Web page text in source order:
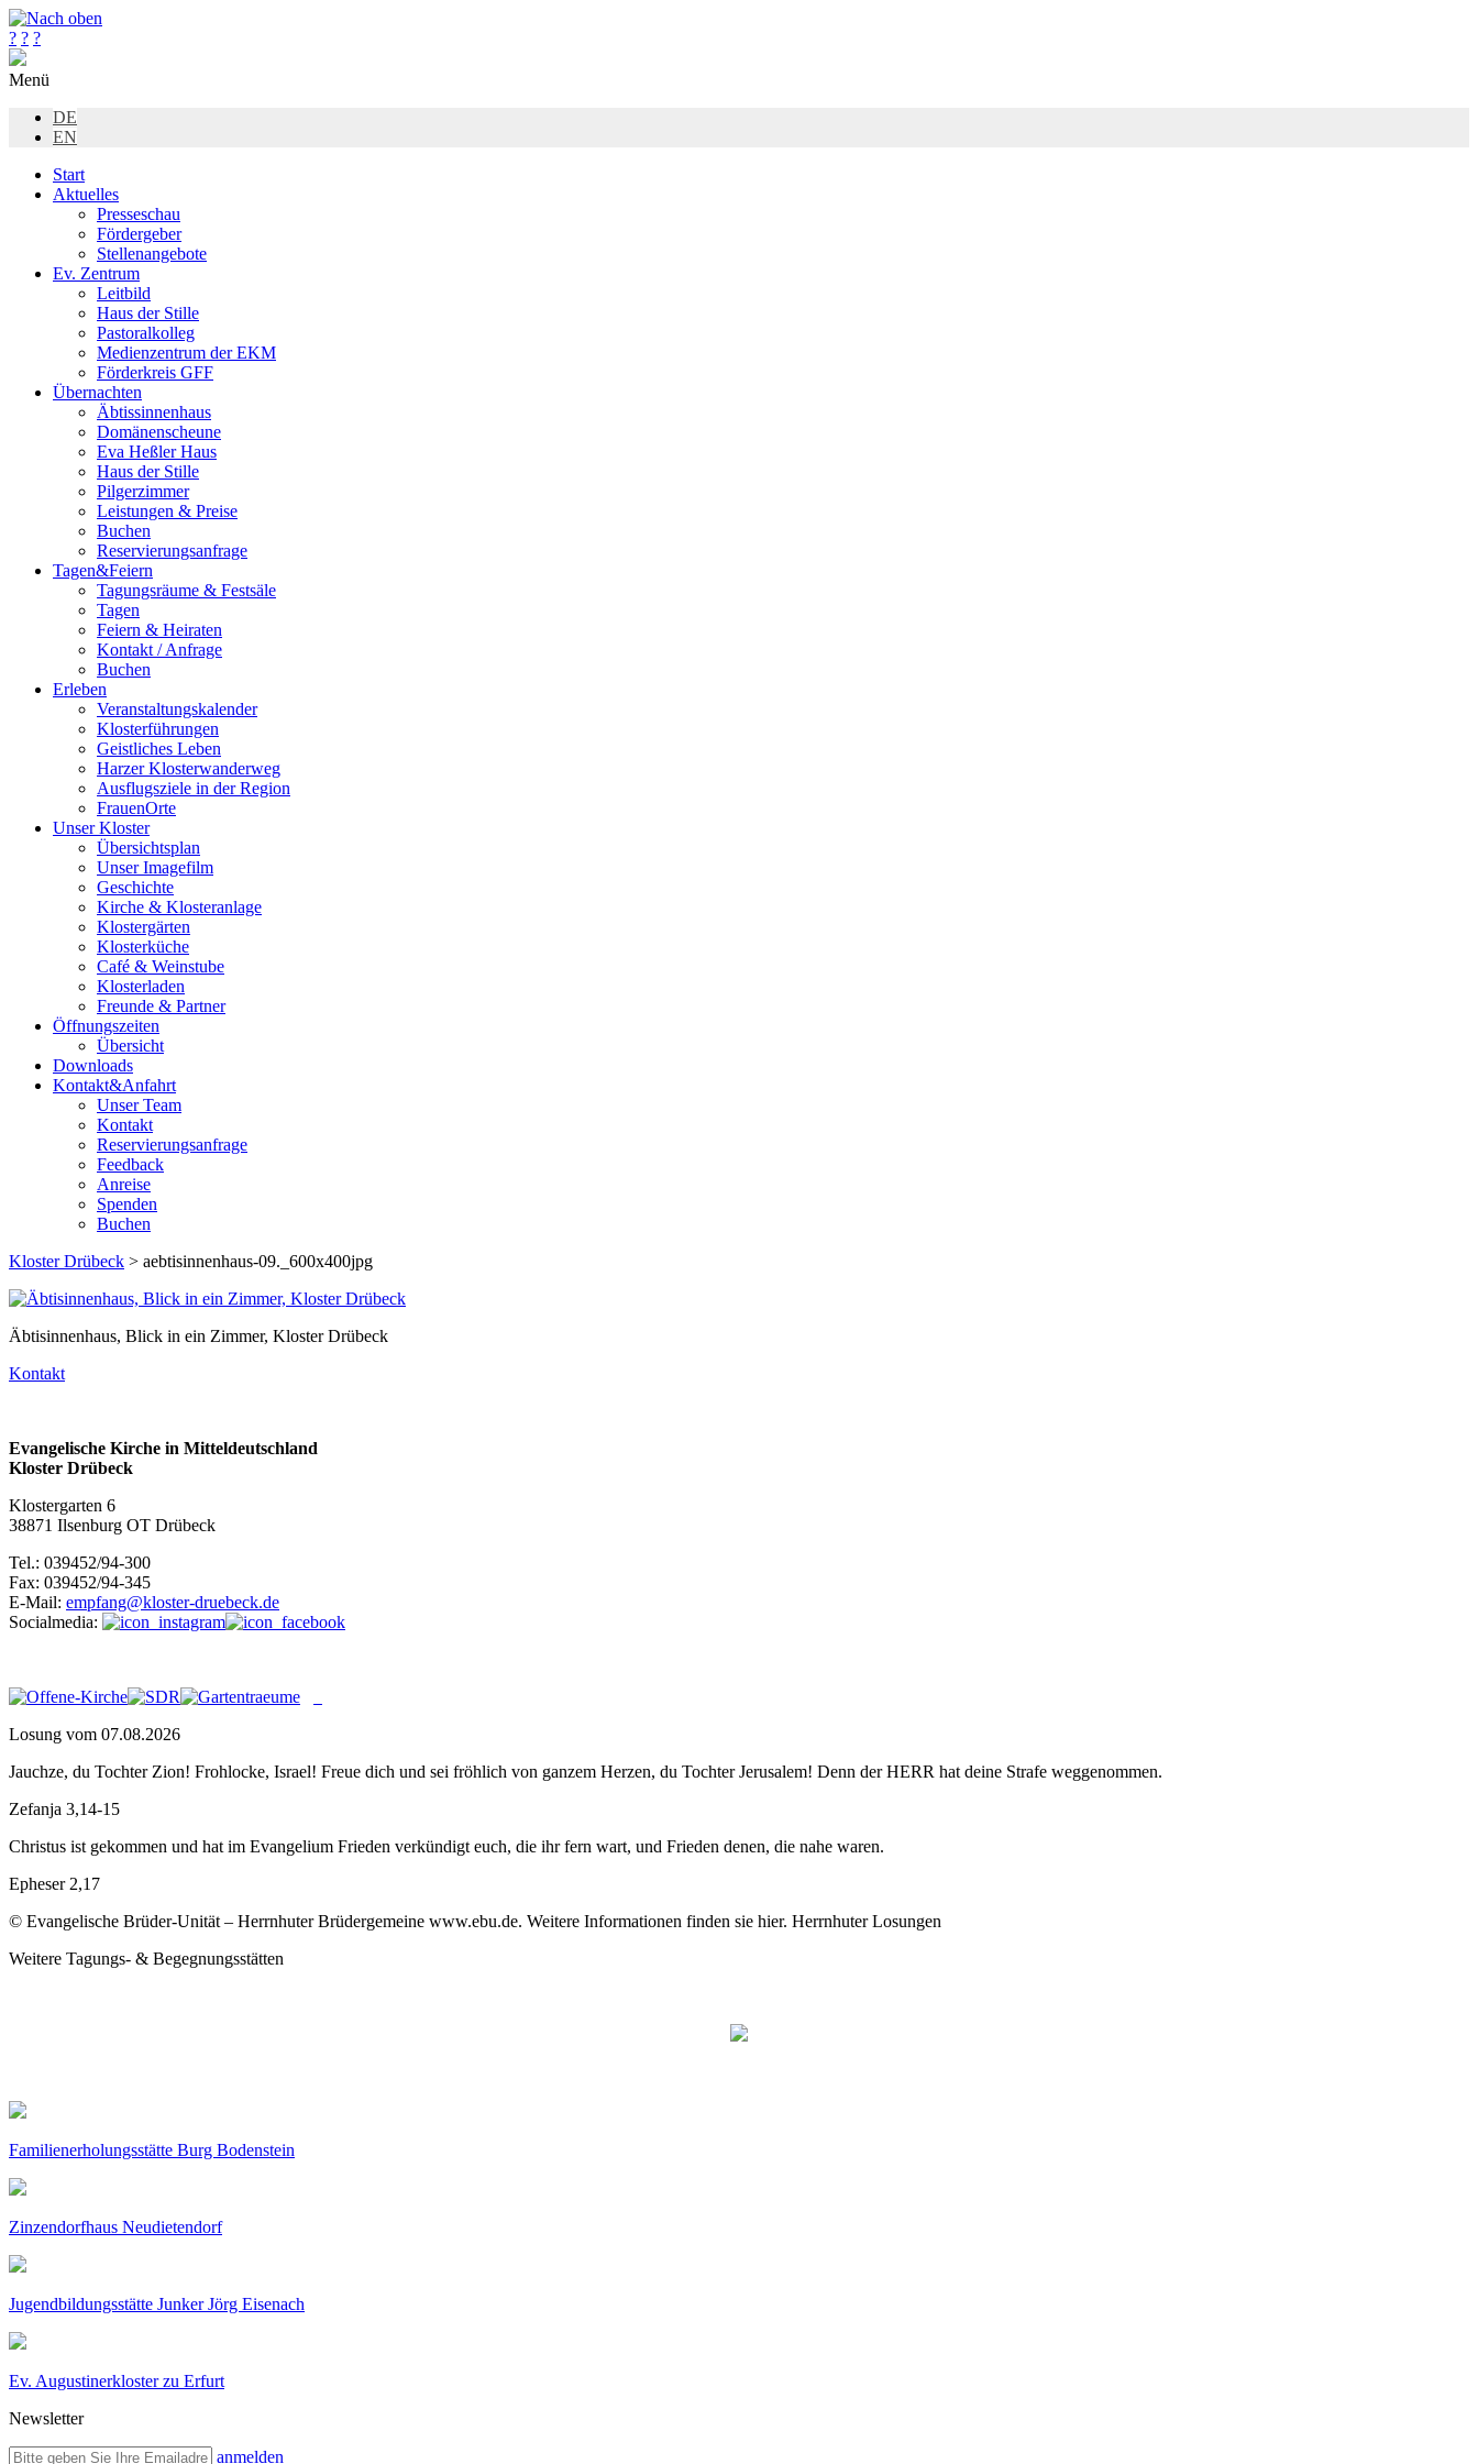
? ? ?
Menü
DE
EN
Start
Aktuelles
Presseschau
Fördergeber
Stellenangebote
Ev. Zentrum
Leitbild
Haus der Stille
Pastoralkolleg
Medienzentrum der EKM
Förderkreis GFF
Übernachten
Äbtissinnenhaus
Domänenscheune
Eva Heßler Haus
Haus der Stille
Pilgerzimmer
Leistungen & Preise
Buchen
Reservierungsanfrage
Tagen&Feiern
Tagungsräume & Festsäle
Tagen
Feiern & Heiraten
Kontakt / Anfrage
Buchen
Erleben
Veranstaltungskalender
Klosterführungen
Geistliches Leben
Harzer Klosterwanderweg
Ausflugsziele in der Region
FrauenOrte
Unser Kloster
Übersichtsplan
Unser Imagefilm
Geschichte
Kirche & Klosteranlage
Klostergärten
Klosterküche
Café & Weinstube
Klosterladen
Freunde & Partner
Öffnungszeiten
Übersicht
Downloads
Kontakt&Anfahrt
Unser Team
Kontakt
Reservierungsanfrage
Feedback
Anreise
Spenden
Buchen
Kloster Drübeck > aebtisinnenhaus-09._600x400jpg
Äbtisinnenhaus, Blick in ein Zimmer, Kloster Drübeck
Kontakt
Evangelische Kirche in Mitteldeutschland
Kloster Drübeck
Klostergarten 6
38871 Ilsenburg OT Drübeck
Tel.: 039452/94-300
Fax: 039452/94-345
E-Mail: empfang@kloster-druebeck.de
Socialmedia:
Losung vom 07.08.2026
Jauchze, du Tochter Zion! Frohlocke, Israel! Freue dich und sei fröhlich von ganzem Herzen, du Tochter Jerusalem! Denn der HERR hat deine Strafe weggenommen.
Zefanja 3,14-15
Christus ist gekommen und hat im Evangelium Frieden verkündigt euch, die ihr fern wart, und Frieden denen, die nahe waren.
Epheser 2,17
© Evangelische Brüder-Unität – Herrnhuter Brüdergemeine www.ebu.de. Weitere Informationen finden sie hier. Herrnhuter Losungen
Weitere Tagungs- & Begegnungsstätten
Familienerholungsstätte Burg Bodenstein
Zinzendorfhaus Neudietendorf
Jugendbildungsstätte Junker Jörg Eisenach
Ev. Augustinerkloster zu Erfurt
Newsletter
anmelden